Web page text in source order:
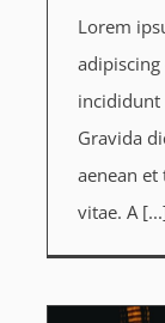
Lorem
incididunt
Gravida
aenean
vitae. A